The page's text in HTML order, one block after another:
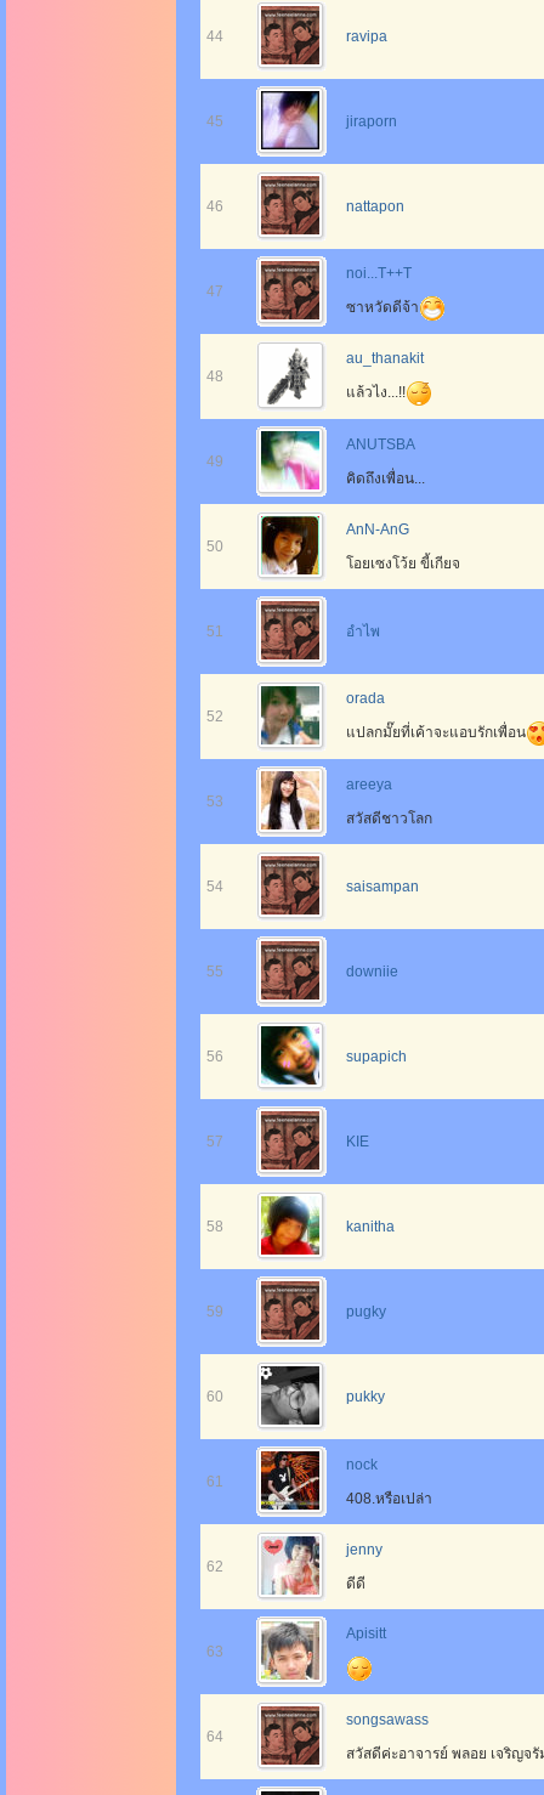
44 ravipa
45 jiraporn
46 nattapon
47
noi...T++T
ซาหวัดดีจ้า
48
au_thanakit
แล้วไง...!!
49
ANUTSBA
คิดถึงเพื่อน...
50
AnN-AnG
โอยเซงโว้ย ขี้เกียจ
51 อำไพ
52
orada
แปลกมั๊ยที่เค้าจะแอบรักเพื่อน
53
areeya
สวัสดีชาวโลก
54 saisampan
55 downiie
56 supapich
57 KIE
58 kanitha
59 pugky
60 pukky
61
nock
408.หรือเปล่า
62
jenny
ดีดี
63
Apisitt
64
songsawass
สวัสดีค่ะอาจารย์ พลอย เจริญจ